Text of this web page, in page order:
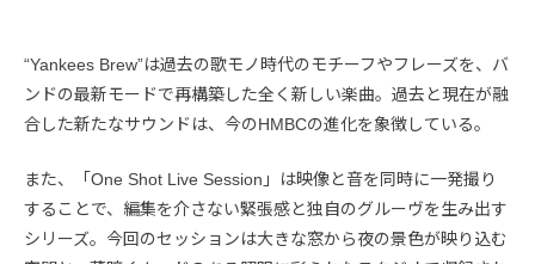
“Yankees Brew”は過去の歌モノ時代のモチーフやフレーズを、バ
ンドの最新モードで再構築した全く新しい楽曲。過去と現在が融
合した新たなサウンドは、今のHMBCの進化を象徴している。
また、「One Shot Live Session」は映像と音を同時に一発撮り
することで、編集を介さない緊張感と独自のグルーヴを生み出す
シリーズ。今回のセッションは大きな窓から夜の景色が映り込む